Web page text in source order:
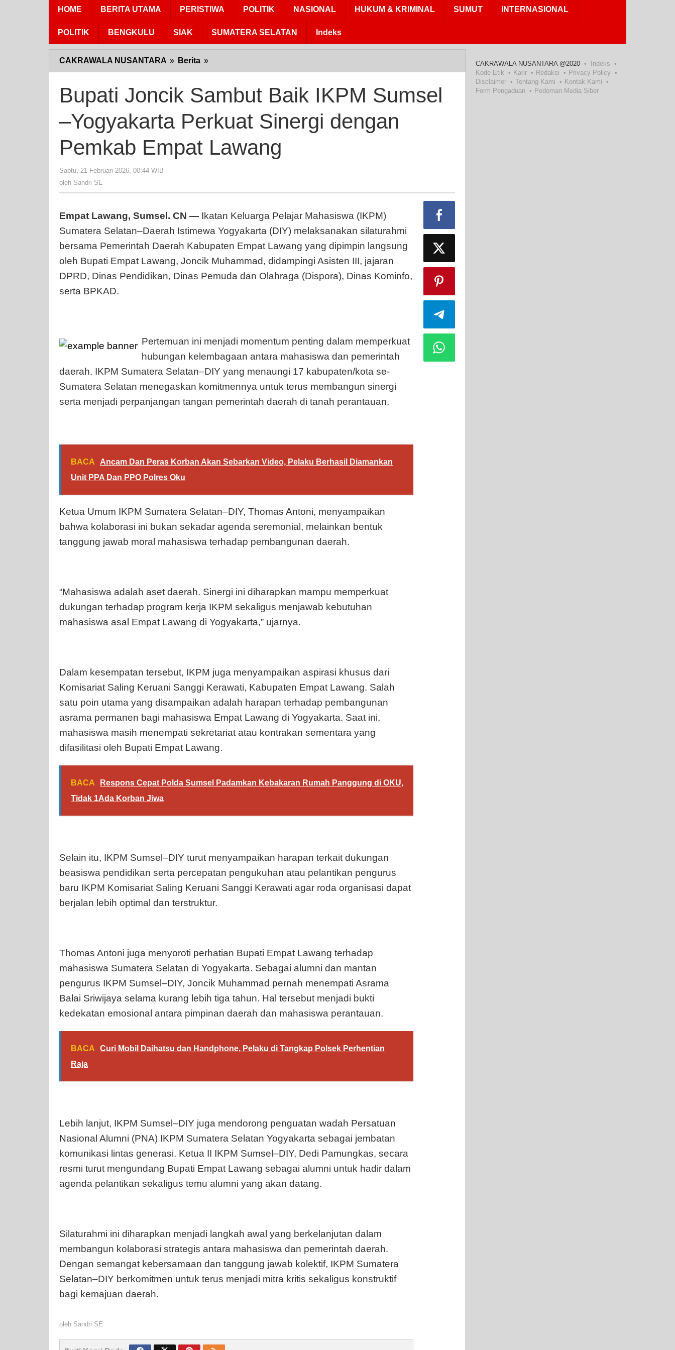
HOME BERITA UTAMA PERISTIWA POLITIK NASIONAL HUKUM & KRIMINAL SUMUT INTERNASIONAL
POLITIK BENGKULU SIAK SUMATERA SELATAN Indeks
CAKRAWALA NUSANTARA » Berita »
Joncik
Baik
Sumsel
Yogyakarta
Perkuat
Pemkab
Lawang
Bupati Joncik Sambut Baik IKPM Sumsel
–Yogyakarta Perkuat Sinergi dengan
Pemkab Empat Lawang
Sabtu, 21 Februari 2026, 00:44 WIB
oleh Sandri SE
Empat Lawang, Sumsel. CN — Ikatan Keluarga Pelajar Mahasiswa (IKPM)
Sumatera Selatan–Daerah Istimewa Yogyakarta (DIY) melaksanakan silaturahmi
bersama Pemerintah Daerah Kabupaten Empat Lawang yang dipimpin langsung
oleh Bupati Empat Lawang, Joncik Muhammad, didampingi Asisten III, jajaran
DPRD, Dinas Pendidikan, Dinas Pemuda dan Olahraga (Dispora), Dinas Kominfo,
serta BPKAD.
Pertemuan ini menjadi momentum penting dalam memperkuat
hubungan kelembagaan antara mahasiswa dan pemerintah
daerah. IKPM Sumatera Selatan–DIY yang menaungi 17 kabupaten/kota se-
Sumatera Selatan menegaskan komitmennya untuk terus membangun sinergi
serta menjadi perpanjangan tangan pemerintah daerah di tanah perantauan.
BACA
Ancam Dan Peras Korban Akan Sebarkan Video, Pelaku Berhasil Diamankan
Unit PPA Dan PPO Polres Oku
Ketua Umum IKPM Sumatera Selatan–DIY, Thomas Antoni, menyampaikan
bahwa kolaborasi ini bukan sekadar agenda seremonial, melainkan bentuk
tanggung jawab moral mahasiswa terhadap pembangunan daerah.
“Mahasiswa adalah aset daerah. Sinergi ini diharapkan mampu memperkuat
dukungan terhadap program kerja IKPM sekaligus menjawab kebutuhan
mahasiswa asal Empat Lawang di Yogyakarta,” ujarnya.
Dalam kesempatan tersebut, IKPM juga menyampaikan aspirasi khusus dari
Komisariat Saling Keruani Sanggi Kerawati, Kabupaten Empat Lawang. Salah
satu poin utama yang disampaikan adalah harapan terhadap pembangunan
asrama permanen bagi mahasiswa Empat Lawang di Yogyakarta. Saat ini,
mahasiswa masih menempati sekretariat atau kontrakan sementara yang
difasilitasi oleh Bupati Empat Lawang.
BACA
Respons Cepat Polda Sumsel Padamkan Kebakaran Rumah Panggung di OKU,
Tidak 1Ada Korban Jiwa
Selain itu, IKPM Sumsel–DIY turut menyampaikan harapan terkait dukungan
beasiswa pendidikan serta percepatan pengukuhan atau pelantikan pengurus
baru IKPM Komisariat Saling Keruani Sanggi Kerawati agar roda organisasi dapat
berjalan lebih optimal dan terstruktur.
Thomas Antoni juga menyoroti perhatian Bupati Empat Lawang terhadap
mahasiswa Sumatera Selatan di Yogyakarta. Sebagai alumni dan mantan
pengurus IKPM Sumsel–DIY, Joncik Muhammad pernah menempati Asrama
Balai Sriwijaya selama kurang lebih tiga tahun. Hal tersebut menjadi bukti
kedekatan emosional antara pimpinan daerah dan mahasiswa perantauan.
BACA
Curi Mobil Daihatsu dan Handphone, Pelaku di Tangkap Polsek Perhentian
Raja
Lebih lanjut, IKPM Sumsel–DIY juga mendorong penguatan wadah Persatuan
Nasional Alumni (PNA) IKPM Sumatera Selatan Yogyakarta sebagai jembatan
komunikasi lintas generasi. Ketua II IKPM Sumsel–DIY, Dedi Pamungkas, secara
resmi turut mengundang Bupati Empat Lawang sebagai alumni untuk hadir dalam
agenda pelantikan sekaligus temu alumni yang akan datang.
Silaturahmi ini diharapkan menjadi langkah awal yang berkelanjutan dalam
membangun kolaborasi strategis antara mahasiswa dan pemerintah daerah.
Dengan semangat kebersamaan dan tanggung jawab kolektif, IKPM Sumatera
Selatan–DIY berkomitmen untuk terus menjadi mitra kritis sekaligus konstruktif
bagi kemajuan daerah.
oleh Sandri SE
CAKRAWALA NUSANTARA @2020
Indeks
Kode Etik
Karir Redaksi
Privacy Policy
Disclaimer
Tentang Kami
Kontak Kami
Form Pengaduan
Pedoman Media Siber